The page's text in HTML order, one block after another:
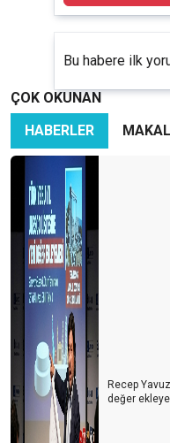
Bu habere ilk
ÇOK OKUNAN
HABERLER
Recep
değer